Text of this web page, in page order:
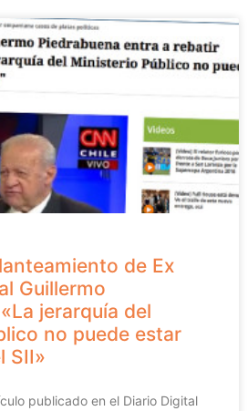
de Ex
Guillermo
jerarquía del
no puede estar
SII»
publicado en el Diario Digital